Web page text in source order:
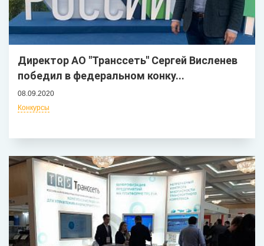
Директор АО "Транссеть" Сергей Висленев
победил в федеральном конку...
08.09.2020
Конкурсы